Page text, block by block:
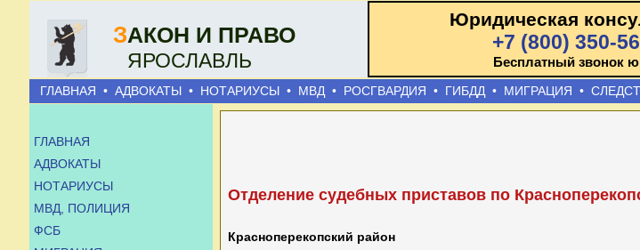
ЗАКОН И ПРАВО
ЯРОСЛАВЛЬ
Юридическая
+7 (800) 350-
Бесплатный звонок
ГЛАВНАЯ • АДВОКАТЫ • НОТАРИУСЫ • МВД • РОСГВАРДИЯ • ГИБДД • МИГРАЦИЯ •
ГЛАВНАЯ
АДВОКАТЫ
НОТАРИУСЫ
МВД, ПОЛИЦИЯ
ФСБ
Отделение судебных приставов по
Красноперекопский район